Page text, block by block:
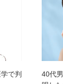
で判
40代